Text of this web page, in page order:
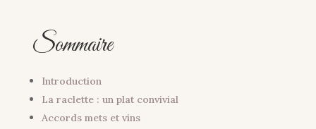
Sommaire
Introduction
La raclette : un plat convivial
Accords mets et vins